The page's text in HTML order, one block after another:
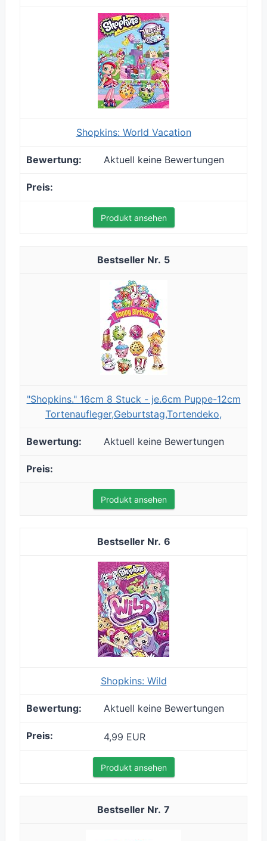
Shopkins: World Vacation
Aktuell keine Bewertungen
Produkt ansehen
5
"Shopkins." 16cm 8 Stuck - je.6cm Puppe-12cm
Tortenaufleger,Geburtstag,Tortendeko,
Aktuell keine Bewertungen
Produkt ansehen
6
Shopkins: Wild
Aktuell keine Bewertungen
4,99 EUR
Produkt ansehen
7